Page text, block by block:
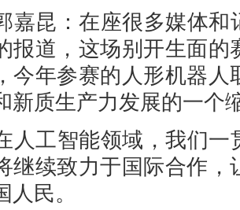
嘉昆：在座很多媒体和
报道，这场别开生面
今年参赛的人形机器
新质生产力发展的一个
人工智能领域，我们一
继续致力于国际合作
人民。